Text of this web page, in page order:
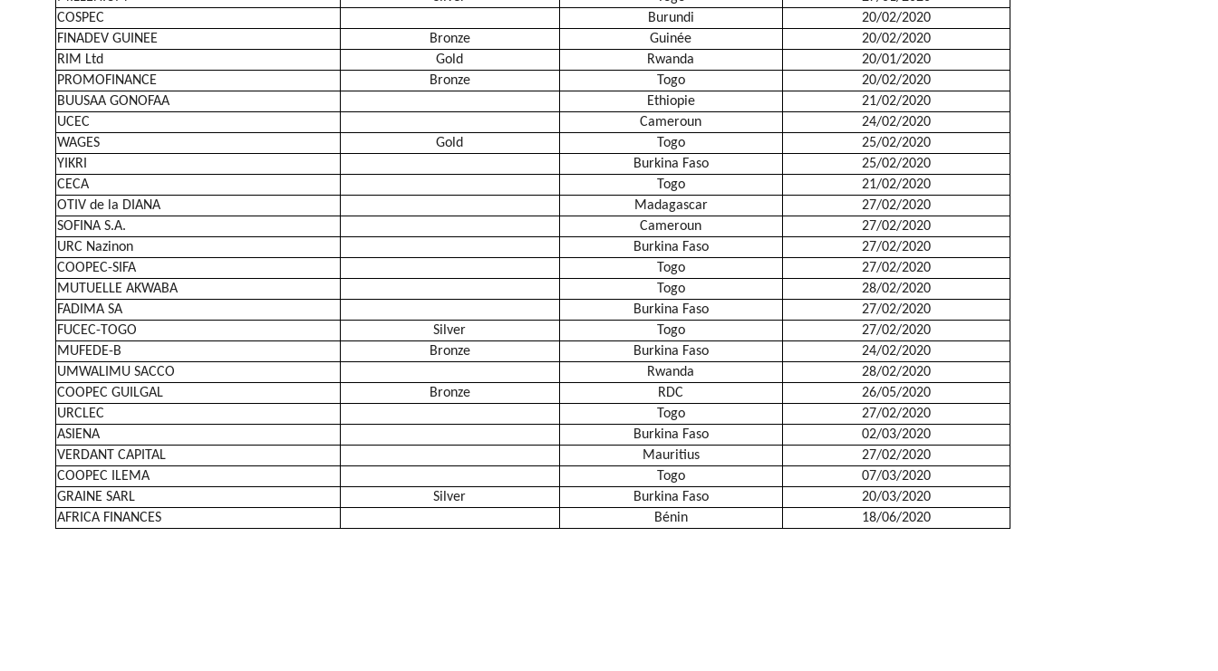
COSPEC
Burundi
20/02/2020
FINADEV GUINEE
Bronze Guinée
20/02/2020
RIM Ltd
Gold Rwanda
20/01/2020
PROMOFINANCE
Bronze Togo
20/02/2020
BUUSAA GONOFAA
Ethiopie
21/02/2020
UCEC
Cameroun
24/02/2020
WAGES
Gold Togo
25/02/2020
YIKRI
Burkina Faso
25/02/2020
CECA
Togo
21/02/2020
OTIV de la DIANA
Madagascar
27/02/2020
SOFINA S.A.
Cameroun
27/02/2020
URC Nazinon
Burkina Faso
27/02/2020
COOPEC-SIFA
Togo
27/02/2020
MUTUELLE AKWABA
Togo
28/02/2020
FADIMA SA
Burkina Faso
27/02/2020
FUCEC-TOGO
Silver Togo
27/02/2020
MUFEDE-B
Bronze Burkina Faso
24/02/2020
UMWALIMU SACCO
Rwanda
28/02/2020
COOPEC GUILGAL
Bronze RDC
26/05/2020
URCLEC
Togo
27/02/2020
ASIENA
Burkina Faso
02/03/2020
VERDANT CAPITAL
Mauritius
27/02/2020
COOPEC ILEMA
Togo
07/03/2020
GRAINE SARL
Silver Burkina Faso
20/03/2020
AFRICA FINANCES
Bénin 18/06/2020